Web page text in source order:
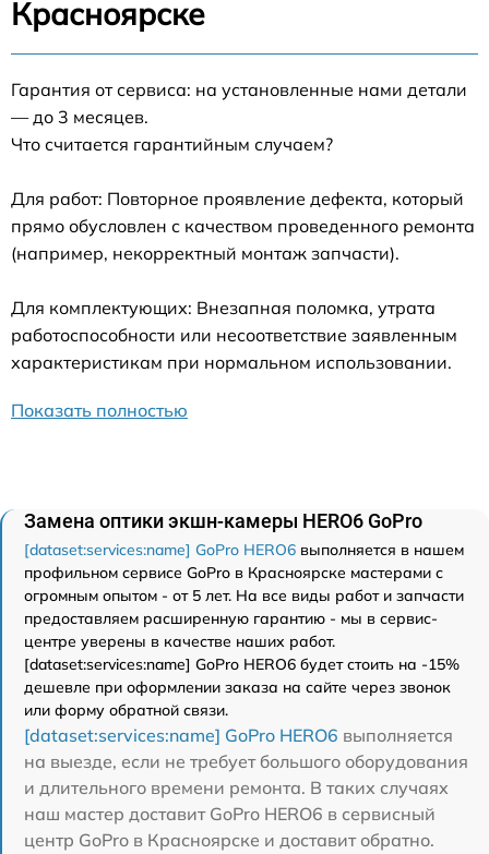
Красноярске
Гарантия от сервиса: на установленные нами детали
— до 3 месяцев.
Что считается гарантийным случаем?
Для работ: Повторное проявление дефекта, который
прямо обусловлен с качеством проведенного ремонта
(например, некорректный монтаж запчасти).
Для комплектующих: Внезапная поломка, утрата
работоспособности или несоответствие заявленным
характеристикам при нормальном использовании.
Показать полностью
Замена оптики экшн-камеры HERO6 GoPro
[dataset:services:name] GoPro HERO6 выполняется в нашем
профильном сервисе GoPro в Красноярске мастерами с
огромным опытом - от 5 лет. На все виды работ и запчасти
предоставляем расширенную гарантию - мы в сервис-
центре уверены в качестве наших работ.
[dataset:services:name] GoPro HERO6 будет стоить на -15%
дешевле при оформлении заказа на сайте через звонок
или форму обратной связи.
[dataset:services:name] GoPro HERO6 выполняется
на выезде, если не требует большого оборудования
и длительного времени ремонта. В таких случаях
наш мастер доставит GoPro HERO6 в сервисный
центр GoPro в Красноярске и доставит обратно.